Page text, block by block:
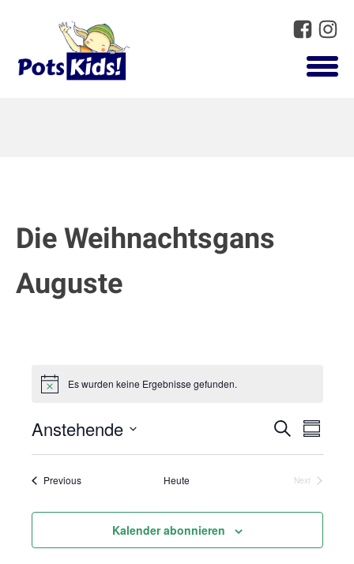
Die Weihnachtsgans
Auguste
Es wurden keine Ergebnisse gefunden.
Suche
und
Suche
Anstehende
Select
PreviousVeranstaltungen Heute
Next
Kalender abonnieren